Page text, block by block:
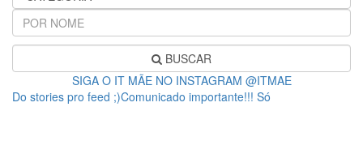
BUSCAR
SIGA O IT MÃE NO INSTAGRAM @ITMAE
Do stories pro feed ;)Comunicado importante!!! Só